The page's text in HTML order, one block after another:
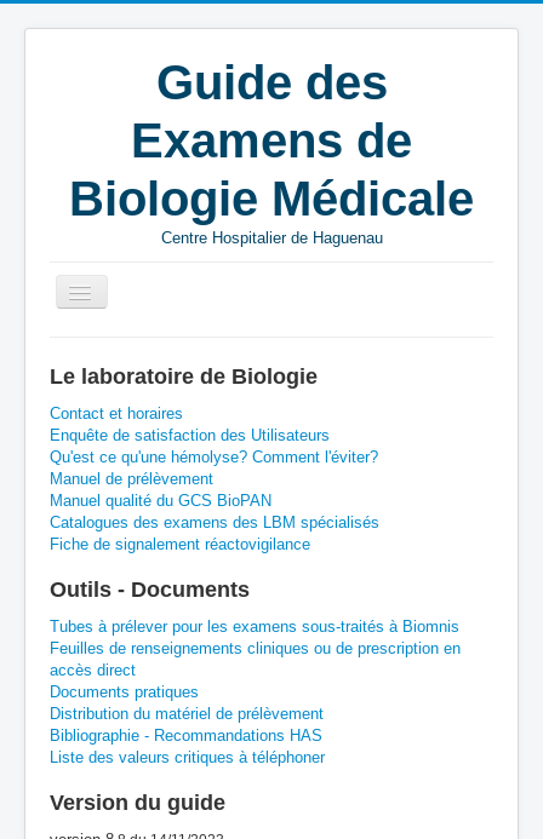
Guide des
Examens de
Biologie Médicale
Centre Hospitalier de Haguenau
Mitochondropathie : recherche des mutations de l'ADN
nucléaire
A B
H I J K L M N O P
Q R S
Z
Le laboratoire de Biologie
Contact et horaires
Enquête de satisfaction des Utilisateurs
Qu'est ce qu'une hémolyse? Comment l'éviter?
Manuel de prélèvement
Manuel qualité du GCS BioPAN
Catalogues des examens des LBM spécialisés
Fiche de signalement réactovigilance
Outils - Documents
Tubes à prélever pour les examens sous-traités à Biomnis
Feuilles de renseignements cliniques ou de prescription en
accès direct
Documents pratiques
Distribution du matériel de prélèvement
Bibliographie - Recommandations HAS
Liste des valeurs critiques à téléphoner
Version du guide